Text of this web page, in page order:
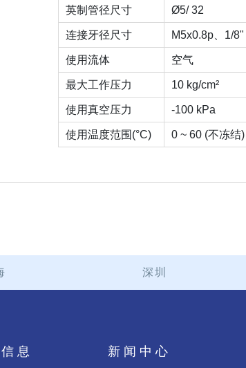
英制管径尺寸 Ø5/ 32
连接牙径尺寸 M5x0.8p、1/8"
使用流体 空气
最大工作压力 10 kg/cm²
使用真空压力 -100 kPa
使用温度范围(°C) 0 ~ 60 (不冻结)
深圳
息 新闻中心